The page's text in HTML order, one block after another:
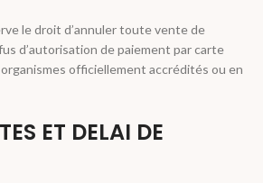
le droit d’annuler toute vente de
d’autorisation de paiement par carte
officiellement accrédités ou en
ET DELAI DE